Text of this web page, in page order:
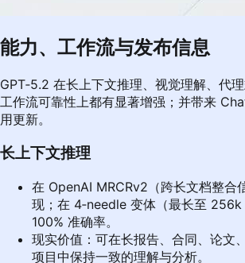
能力、工作流与发布信息
GPT‑5.2 在长上下文推理、视觉理解、代
工作流可靠性上都有显著增强；并带来
用更新。
长上下文推理
在 OpenAI MRCRv2（跨长文档整合
现；在 4‑needle 变体（最长至
100% 准确率。
现实价值：可在长报告、合同、论文
项目中保持一致的理解与分析。